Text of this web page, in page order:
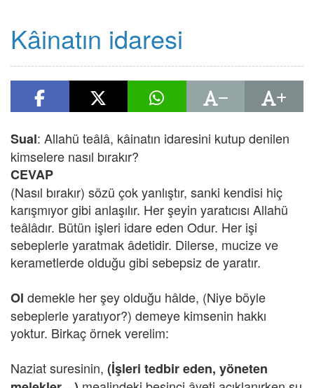
Kâinatın idaresi
Sual: Allahü teâlâ, kâinatın idaresini kutup denilen
kimselere nasıl bırakır?
CEVAP
(Nasıl bırakır) sözü çok yanlıştır, sanki kendisi hiç
karışmıyor gibi anlaşılır. Her şeyin yaratıcısı Allahü
teâlâdır. Bütün işleri idare eden Odur. Her işi
sebeplerle yaratmak âdetidir. Dilerse, mucize ve
kerametlerde olduğu gibi sebepsiz de yaratır.
Ol demekle her şey olduğu hâlde, (Niye böyle
sebeplerle yaratıyor?) demeye kimsenin hakkı
yoktur. Birkaç örnek verelim:
Naziat suresinin, (İşleri tedbir eden, yöneten